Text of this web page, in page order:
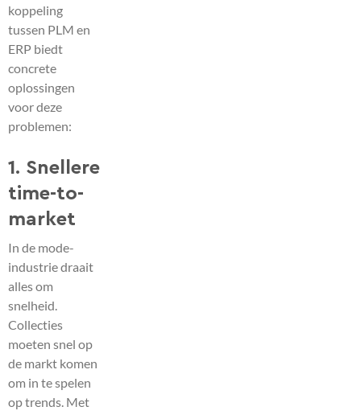
koppeling
tussen PLM en
ERP biedt
concrete
oplossingen
voor deze
problemen:
1. Snellere
time-to-
market
In de mode-
industrie draait
alles om
snelheid.
Collecties
moeten snel op
de markt komen
om in te spelen
op trends. Met